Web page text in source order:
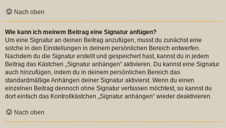
Nach oben
Wie kann ich meinem Beitrag eine Signatur anfügen?
Um eine Signatur an deinen Beitrag anzufügen, musst du zunächst eine
solche in den Einstellungen in deinem persönlichen Bereich entwerfen.
Nachdem du die Signatur erstellt und gespeichert hast, kannst du in jedem
Beitrag das Kästchen „Signatur anhängen“ aktivieren. Du kannst eine Signatur
auch hinzufügen, indem du in deinem persönlichen Bereich das
standardmäßige Anhängen deiner Signatur aktivierst. Wenn du einen
einzelnen Beitrag dennoch ohne Signatur verfassen möchtest, so kannst du
dort einfach das Kontrollkästchen „Signatur anhängen“ wieder deaktivieren.
Nach oben